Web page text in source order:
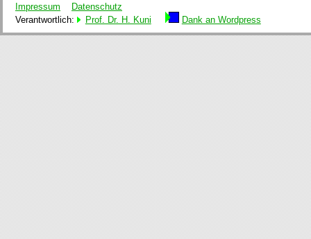
Impressum
Datenschutz
Verantwortlich:
Prof. Dr. H. Kuni Dank an Wordpress